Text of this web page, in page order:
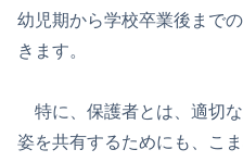
幼児期から学校卒業後まで
きます。
特に、保護者とは、適切
姿を共有するためにも、こ